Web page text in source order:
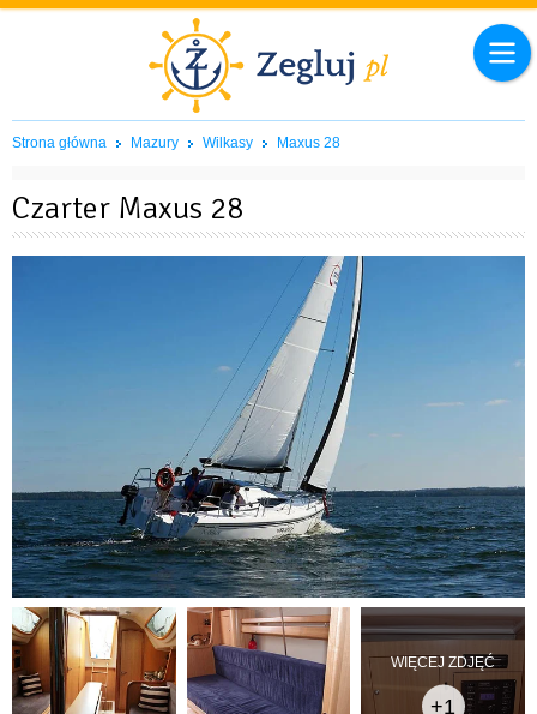
Strona główna Mazury Wilkasy Maxus 28
Czarter Maxus 28
WIĘCEJ ZDJĘĆ
+1